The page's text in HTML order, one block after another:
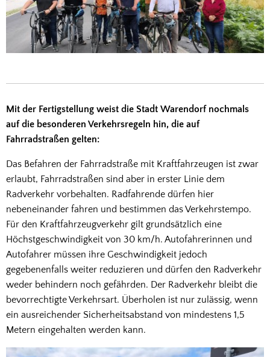
Mit der Fertigstellung weist die Stadt Warendorf nochmals
auf die besonderen Verkehrsregeln hin, die auf
Fahrradstraßen gelten:
Das Befahren der Fahrradstraße mit Kraftfahrzeugen ist zwar
erlaubt, Fahrradstraßen sind aber in erster Linie dem
Radverkehr vorbehalten. Radfahrende dürfen hier
nebeneinander fahren und bestimmen das Verkehrstempo.
Für den Kraftfahrzeugverkehr gilt grundsätzlich eine
Höchstgeschwindigkeit von 30 km/h. Autofahrerinnen und
Autofahrer müssen ihre Geschwindigkeit jedoch
gegebenenfalls weiter reduzieren und dürfen den Radverkehr
weder behindern noch gefährden. Der Radverkehr bleibt die
bevorrechtigte Verkehrsart. Überholen ist nur zulässig, wenn
ein ausreichender Sicherheitsabstand von mindestens 1,5
Metern eingehalten werden kann.